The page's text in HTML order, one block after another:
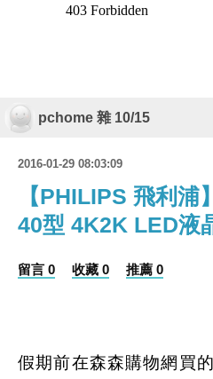
pchome 雜 10/15
2016-01-29 08:03:09
【PHILIPS 飛利
40型 4K2K LED液
留言 0 收藏 0 推薦 0
假期前在森森購物網買